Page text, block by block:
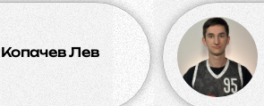
Копачев Лев